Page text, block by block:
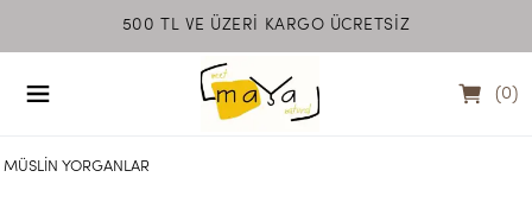
500 TL VE ÜZERİ KARGO ÜCRETSİZ
MEET MAYA
(0)
MÜSLIN YORGANLAR